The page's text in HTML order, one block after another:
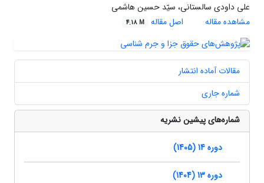
علی داودی سالستانی، سیّد حسین هاشمی
مشاهده مقاله
اصل مقاله 4.18 M
مقالات آماده انتشار
شماره جاری
شماره‌های پیشین نشریه
دوره 14 (1405)
دوره 13 (1404)